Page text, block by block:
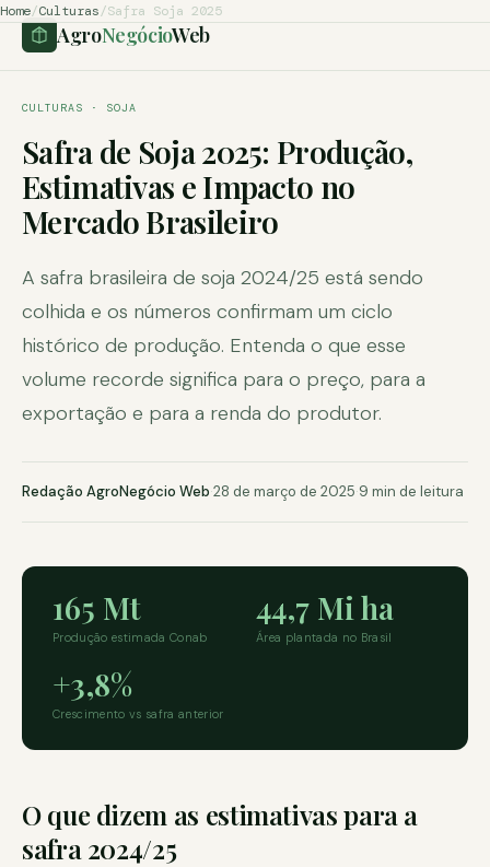
AgroNegócioWeb
Home/Culturas/Safra Soja 2025
CULTURAS · SOJA
Safra de Soja 2025: Produção,
Estimativas e Impacto no
Mercado Brasileiro
A safra brasileira de soja 2024/25 está sendo
colhida e os números confirmam um ciclo
histórico de produção. Entenda o que esse
volume recorde significa para o preço, para a
exportação e para a renda do produtor.
Redação AgroNegócio Web·28 de março de 2025·9 min de leitura
165 Mt
Produção estimada Conab
44,7 Mi ha
Área plantada no Brasil
+3,8%
Crescimento vs safra anterior
O que dizem as estimativas para a
safra 2024/25